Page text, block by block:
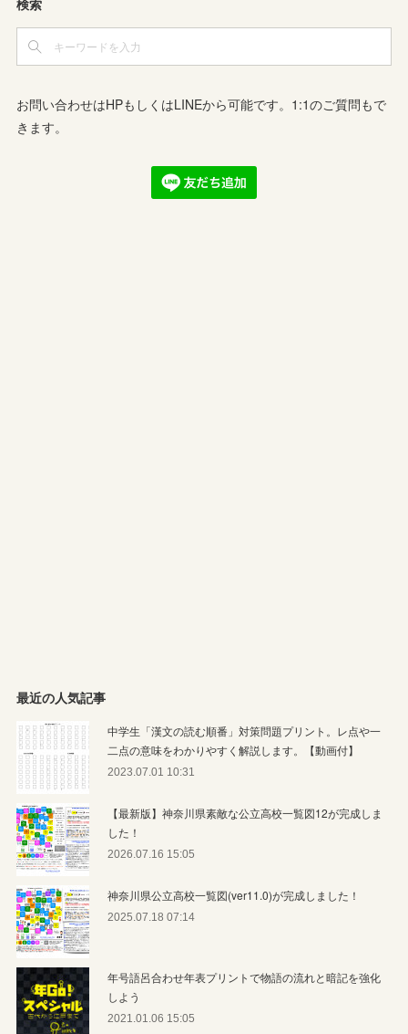
検索
お問い合わせはHPもしくはLINEから可能です。1:1のご質問もで
きます。
最近の人気記事
中学生「漢文の読む順番」対策問題プリント。レ点や一
二点の意味をわかりやすく解説します。【動画付】
2023.07.01 10:31
【最新版】神奈川県素敵な公立高校一覧図12が完成しま
した！
2026.07.16 15:05
神奈川県公立高校一覧図(ver11.0)が完成しました！
2025.07.18 07:14
年号語呂合わせ年表プリントで物語の流れと暗記を強化
しよう
2021.01.06 15:05